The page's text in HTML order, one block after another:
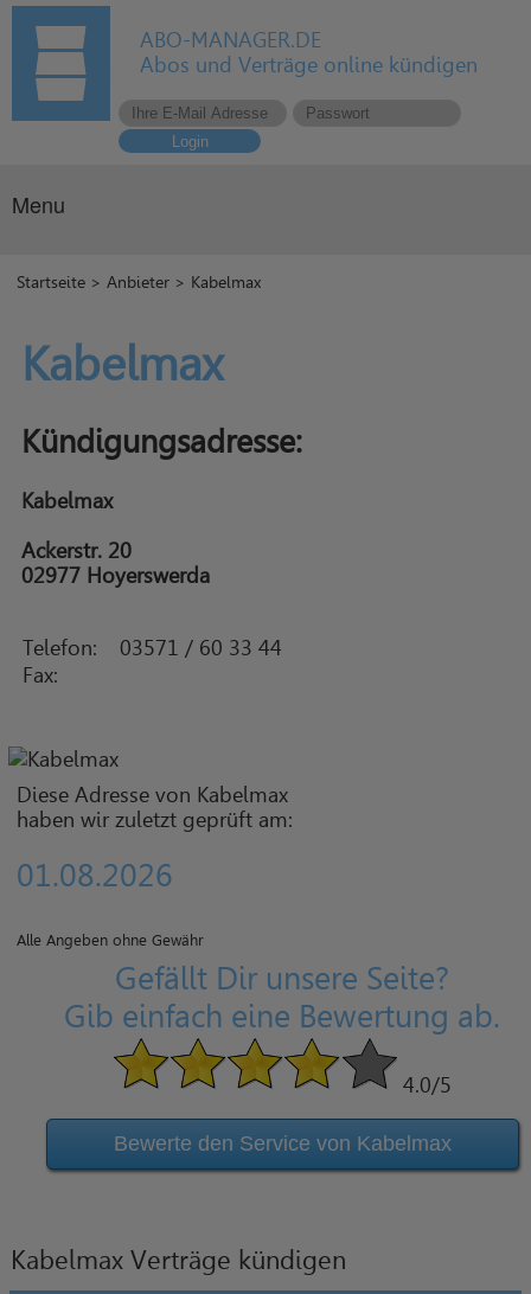
ABO-MANAGER.DE
Abos und Verträge online kündigen
Login
Menu
Startseite >Anbieter > Kabelmax
Kabelmax
Kündigungsadresse:
Kabelmax
Ackerstr. 20
02977 Hoyerswerda
Telefon:
03571 / 60 33 44
Fax:
Diese Adresse von Kabelmax
haben wir zuletzt geprüft am:
01.08.2026
Alle Angeben ohne Gewähr
Gefällt Dir unsere Seite?
Gib einfach eine Bewertung ab.
4.0/5
Bewerte den Service von Kabelmax
Kabelmax Verträge kündigen